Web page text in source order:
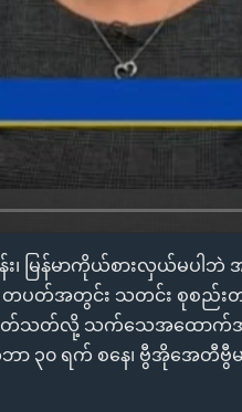
း၊ မြန်မာကိုယ်စားလှယ်မပါ
လို တပတ်အတွင်း သတင်း စုစည်
တ်သတ်လို့ သက်သေအထောက်အထ
၃၀ ရက် စနေ၊ ဗွီအိုအေတီဗွီမဂ္